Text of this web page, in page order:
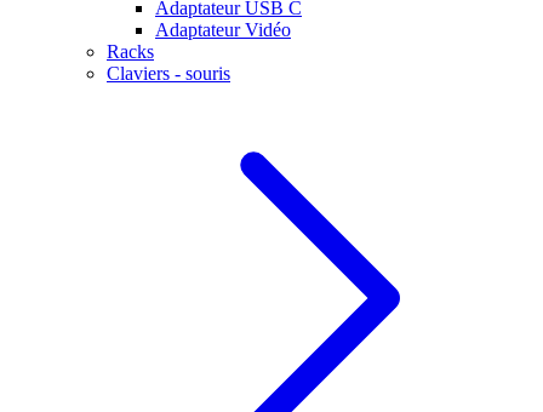
Adaptateur USB C
Adaptateur Vidéo
Racks
Claviers - souris